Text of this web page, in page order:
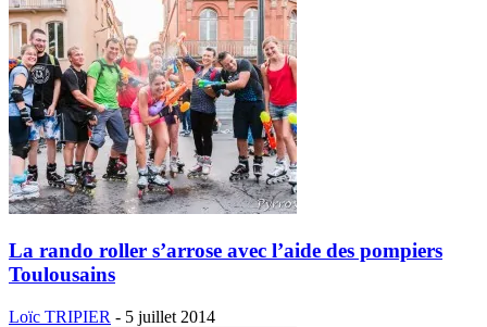
La rando roller s’arrose avec l’aide des pompiers
Toulousains
Loïc TRIPIER - 5 juillet 2014